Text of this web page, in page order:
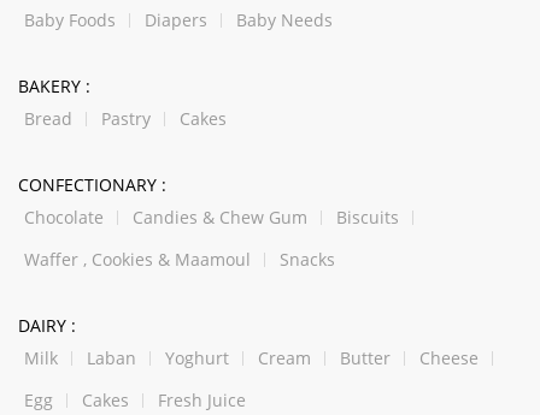
Baby Foods
Diapers Baby Needs
BAKERY :
Bread
Pastry Cakes
CONFECTIONARY :
Chocolate
Candies & Chew Gum
Biscuits
Waffer , Cookies & Maamoul
Snacks
DAIRY :
Milk
Laban Yoghurt Cream Butter
Cheese
Egg
Cakes Fresh Juice